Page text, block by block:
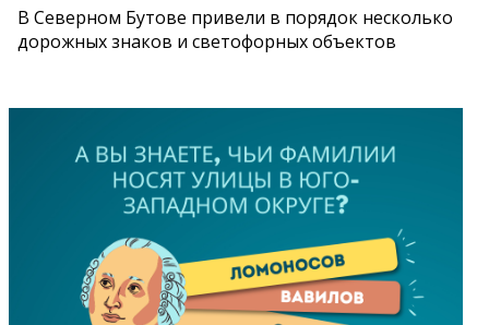
В Северном Бутове привели в порядок несколько
дорожных знаков и светофорных объектов